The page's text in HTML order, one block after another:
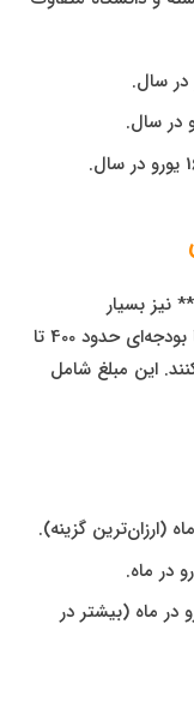
نیز بسیار
مقرون‌به‌صرفه است. دانشجویان می‌توانند با بودجه‌ای حدود 400 تا
این مبلغ شامل
آپارتمان: 450 تا 600 یورو در ماه (بیشتر در